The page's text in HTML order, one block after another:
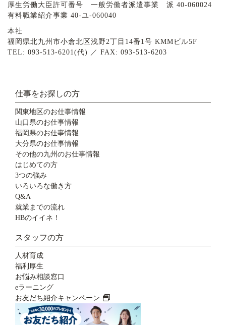
厚生労働大臣許可番号 一般労働者派遣事業 派 40-060024
有料職業紹介事業 40-ユ-060040
本社
福岡県北九州市小倉北区浅野2丁目14番1号 KMMビル5F
TEL: 093-513-6201(代) ／ FAX: 093-513-6203
仕事をお探しの方
関東地区のお仕事情報
山口県のお仕事情報
福岡県のお仕事情報
大分県のお仕事情報
その他の九州のお仕事情報
はじめての方
3つの強み
いろいろな働き方
Q&A
就業までの流れ
HBのイイネ！
スタッフの方
人材育成
福利厚生
お悩み相談窓口
eラーニング
お友だち紹介キャンペーン